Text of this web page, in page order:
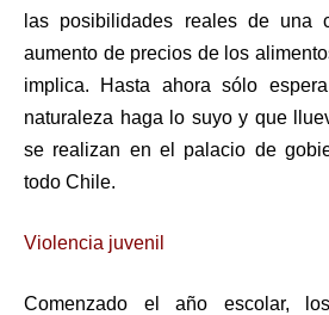
las posibilidades reales de una
aumento de precios de los
implica. Hasta ahora sólo
naturaleza haga lo suyo y que
se realizan en el palacio de
todo Chile.
Violencia juvenil
Comenzado el año escolar,